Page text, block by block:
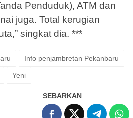
Penduduk), ATM dan
juga. Total kerugian
singkat dia. ***
Info penjambretan Pekanbaru
Yeni
SEBARKAN